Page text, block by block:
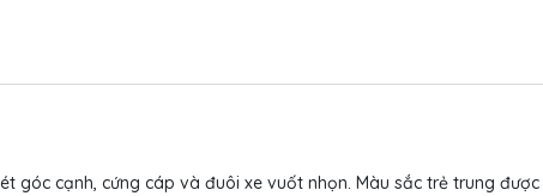
góc cạnh, cứng cáp và đuôi xe vuốt nhọn. Màu sắc trẻ trung